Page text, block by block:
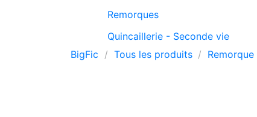
Remorques
Quincaillerie - Seconde vie
BigFic
Tous les produits